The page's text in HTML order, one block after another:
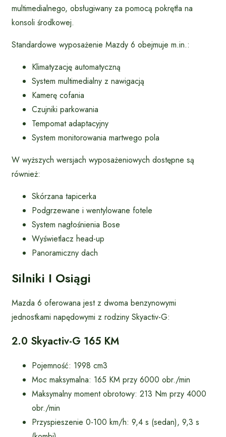
multimedialnego, obsługiwany za pomocą pokrętła na
konsoli środkowej.
Standardowe wyposażenie Mazdy 6 obejmuje m.in.:
Klimatyzację automatyczną
System multimedialny z nawigacją
Kamerę cofania
Czujniki parkowania
Tempomat adaptacyjny
System monitorowania martwego pola
W wyższych wersjach wyposażeniowych dostępne są
również:
Skórzana tapicerka
Podgrzewane i wentylowane fotele
System nagłośnienia Bose
Wyświetlacz head-up
Panoramiczny dach
Silniki I Osiągi
Mazda 6 oferowana jest z dwoma benzynowymi
jednostkami napędowymi z rodziny Skyactiv-G:
2.0 Skyactiv-G 165 KM
Pojemność: 1998 cm3
Moc maksymalna: 165 KM przy 6000 obr./min
Maksymalny moment obrotowy: 213 Nm przy 4000
obr./min
Przyspieszenie 0-100 km/h: 9,4 s (sedan), 9,3 s